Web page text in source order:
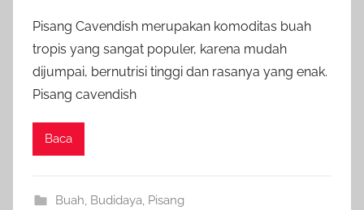
Pisang Cavendish merupakan komoditas buah
tropis yang sangat populer, karena mudah
dijumpai, bernutrisi tinggi dan rasanya yang enak.
Pisang cavendish
Baca
Buah Budidaya Pisang